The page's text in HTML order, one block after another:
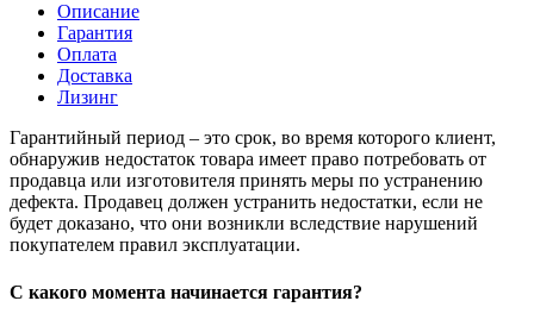
Описание
Гарантия
Оплата
Доставка
Лизинг
Гарантийный период – это срок, во время которого клиент,
обнаружив недостаток товара имеет право потребовать от
продавца или изготовителя принять меры по устранению
дефекта. Продавец должен устранить недостатки, если не
будет доказано, что они возникли вследствие нарушений
покупателем правил эксплуатации.
С какого момента начинается гарантия?